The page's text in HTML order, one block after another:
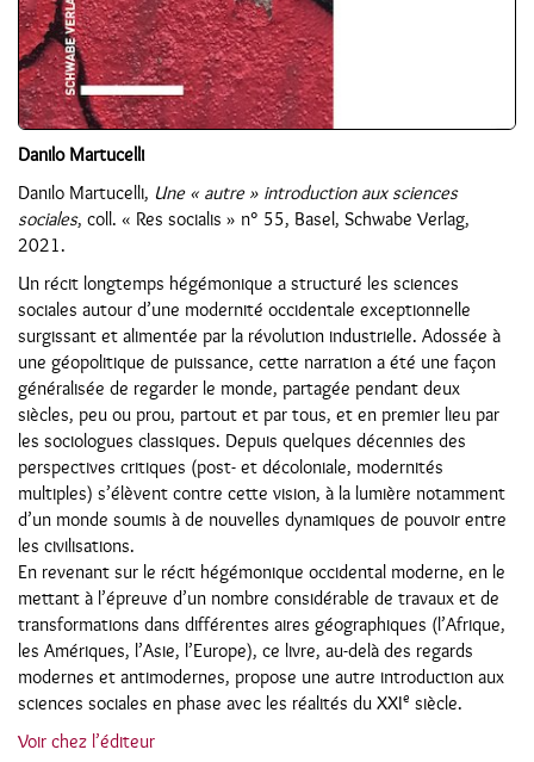
Danilo Martucelli
Danilo Martucelli, Une « autre » introduction aux sciences
sociales, coll. « Res socialis » n° 55, Basel, Schwabe Verlag,
2021.
Un récit longtemps hégémonique a structuré les sciences
sociales autour d’une modernité occidentale exceptionnelle
surgissant et alimentée par la révolution industrielle. Adossée à
une géopolitique de puissance, cette narration a été une façon
généralisée de regarder le monde, partagée pendant deux
siècles, peu ou prou, partout et par tous, et en premier lieu par
les sociologues classiques. Depuis quelques décennies des
perspectives critiques (post- et décoloniale, modernités
multiples) s’élèvent contre cette vision, à la lumière notamment
d’un monde soumis à de nouvelles dynamiques de pouvoir entre
les civilisations.
En revenant sur le récit hégémonique occidental moderne, en le
mettant à l’épreuve d’un nombre considérable de travaux et de
transformations dans différentes aires géographiques (l’Afrique,
les Amériques, l’Asie, l’Europe), ce livre, au-delà des regards
modernes et antimodernes, propose une autre introduction aux
sciences sociales en phase avec les réalités du XXIe siècle.
Voir chez l’éditeur